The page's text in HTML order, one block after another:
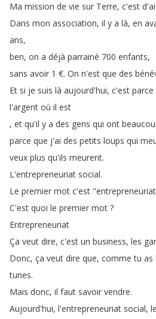
Ma mission de vie sur Terre, c'est
Dans mon association, il y a là, en
ans,
ben, on a déjà parrainé 700 enfants,
sans avoir 1 €. On n'est que des
Et si je suis là aujourd'hui, c'est parce
l'argent où il est
, et qu'il y a des gens qui ont
parce que j'ai des petits loups qui
veux plus qu'ils meurent.
L'entrepreneuriat social.
Le premier mot c'est "entrepreneuriat
C'est quoi le premier mot ?
Entrepreneuriat
Ça veut dire, c'est un business, les
Donc, ça veut dire que, comme tu as
tunes.
Mais donc, il faut savoir vendre.
Aujourd'hui, l'entrepreneuriat social,